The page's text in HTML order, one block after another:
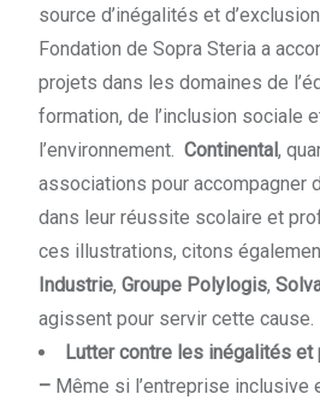
source d’inégalités et
Fondation de Sopra Steria a
projets dans les domaines de
formation, de l’inclusion sociale
l’environnement. Continental,
associations pour accompagner
dans leur réussite scolaire et
ces illustrations, citons
Industrie, Groupe Polylogis,
agissent pour servir cette cause.
Lutter contre les inégalités
– Même si l’entreprise